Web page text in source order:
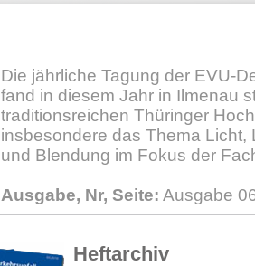
Die jährliche Tagung der EVU-
fand in diesem Jahr in Ilmenau
traditionsreichen Thüringer
insbesondere das Thema Licht,
und Blendung im Fokus der
Ausgabe, Nr, Seite: Ausgabe
Heftarchiv